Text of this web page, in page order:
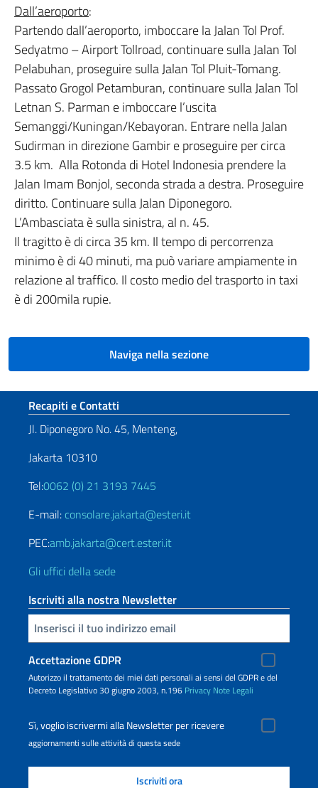
Dall’aeroporto:
Partendo dall’aeroporto, imboccare la Jalan Tol Prof.
Sedyatmo – Airport Tollroad, continuare sulla Jalan Tol
Pelabuhan, proseguire sulla Jalan Tol Pluit-Tomang.
Passato Grogol Petamburan, continuare sulla Jalan Tol
Letnan S. Parman e imboccare l’uscita
Semanggi/Kuningan/Kebayoran. Entrare nella Jalan
Sudirman in direzione Gambir e proseguire per circa
3.5 km. Alla Rotonda di Hotel Indonesia prendere la
Jalan Imam Bonjol, seconda strada a destra. Proseguire
diritto. Continuare sulla Jalan Diponegoro.
L’Ambasciata è sulla sinistra, al n. 45.
Il tragitto è di circa 35 km. Il tempo di percorrenza
minimo è di 40 minuti, ma può variare ampiamente in
relazione al traffico. Il costo medio del trasporto in taxi
è di 200mila rupie.
Naviga nella sezione
Sezione footer
Recapiti e Contatti
Jl. Diponegoro No. 45, Menteng,
Jakarta 10310
Tel:0062 (0) 21 3193 7445
E-mail: consolare.jakarta@esteri.it
PEC:amb.jakarta@cert.esteri.it
Gli uffici della sede
Iscriviti alla nostra Newsletter
Inserisci la tua email
Accettazione GDPR
Autorizzo il trattamento dei miei dati personali ai sensi del GDPR e del
Decreto Legislativo 30 giugno 2003, n.196 Privacy Note Legali
Sì, voglio iscrivermi alla Newsletter per ricevere
aggiornamenti sulle attività di questa sede